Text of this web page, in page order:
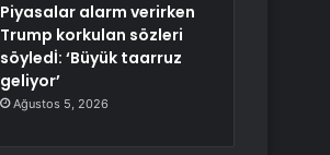
Piyasalar alarm verirken
Trump korkulan sözleri
söyledİ: ‘Büyük taarruz
geliyor’
Ağustos 5, 2026